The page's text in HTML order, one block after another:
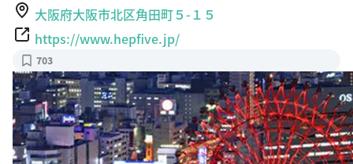
大阪府大阪市北区角田町５-１５
https://www.hepfive.jp/
703